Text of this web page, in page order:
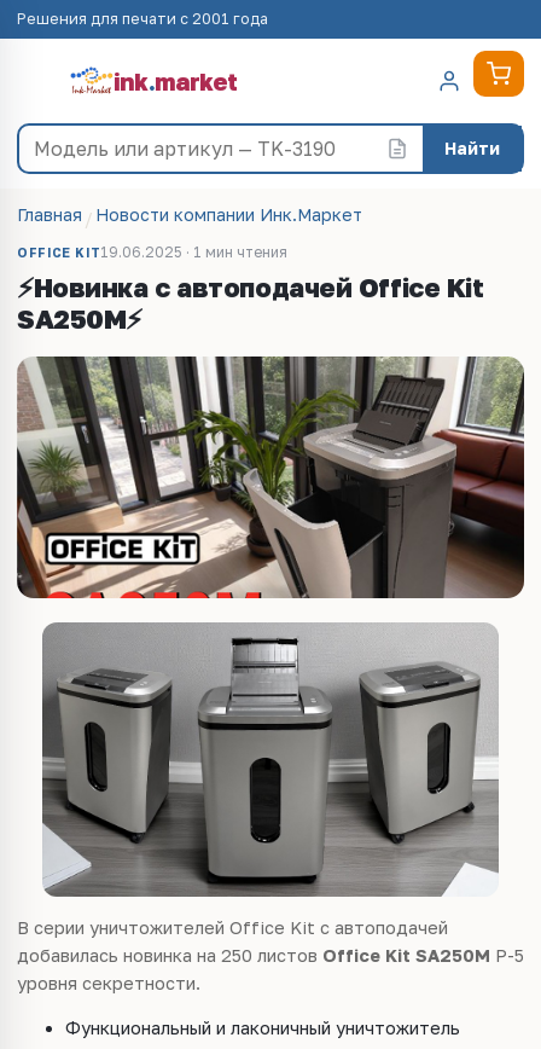
Решения для печати с 2001 года
ink.market
Найти
Главная Новости компании Инк.Маркет
OFFICE KIT19.06.2025 · 1 мин чтения
⚡Новинка с автоподачей Office Kit
SA250M⚡
В серии уничтожителей Office Kit с автоподачей
добавилась новинка на 250 листов Office Kit SA250M P-5
уровня секретности.
Функциональный и лаконичный уничтожитель